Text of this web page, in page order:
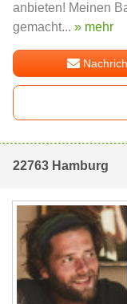
anbieten! Meinen
gemacht... » mehr
22763 Hamburg